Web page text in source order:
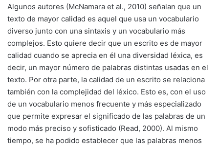
Algunos autores (McNamara et al., 2010) señalan que un
texto de mayor calidad es aquel que usa un vocabulario
diverso junto con una sintaxis y un vocabulario más
complejos. Esto quiere decir que un escrito es de mayor
calidad cuando se aprecia en él una diversidad léxica, es
decir, un mayor número de palabras distintas usadas en el
texto. Por otra parte, la calidad de un escrito se relaciona
también con la complejidad del léxico. Esto es, con el uso
de un vocabulario menos frecuente y más especializado
que permite expresar el significado de las palabras de un
modo más preciso y sofisticado (Read, 2000). Al mismo
tiempo, se ha podido establecer que las palabras menos